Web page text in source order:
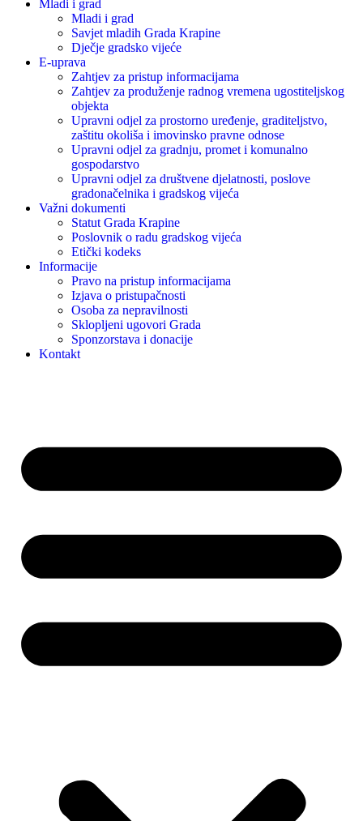
Mladi i grad
Mladi i grad
Savjet mladih Grada Krapine
Dječje gradsko vijeće
E-uprava
Zahtjev za pristup informacijama
Zahtjev za produženje radnog vremena ugostiteljskog
objekta
Upravni odjel za prostorno uređenje, graditeljstvo,
zaštitu okoliša i imovinsko pravne odnose
Upravni odjel za gradnju, promet i komunalno
gospodarstvo
Upravni odjel za društvene djelatnosti, poslove
gradonačelnika i gradskog vijeća
Važni dokumenti
Statut Grada Krapine
Poslovnik o radu gradskog vijeća
Etički kodeks
Informacije
Pravo na pristup informacijama
Izjava o pristupačnosti
Osoba za nepravilnosti
Sklopljeni ugovori Grada
Sponzorstava i donacije
Kontakt